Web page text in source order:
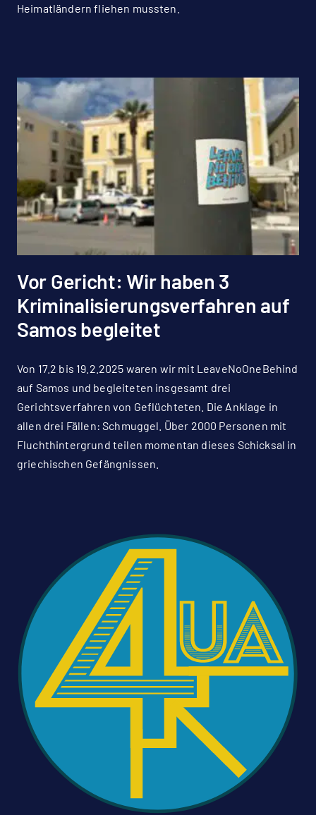
Heimatländern fliehen mussten.
Vor Gericht: Wir haben 3
Kriminalisierungsverfahren auf
Samos begleitet
Von 17.2 bis 19.2.2025 waren wir mit LeaveNoOneBehind
auf Samos und begleiteten insgesamt drei
Gerichtsverfahren von Geflüchteten. Die Anklage in
allen drei Fällen: Schmuggel. Über 2000 Personen mit
Fluchthintergrund teilen momentan dieses Schicksal in
griechischen Gefängnissen.